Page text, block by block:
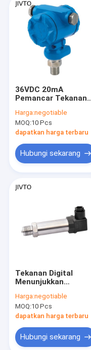
36VDC 20mA
Pemancar Tekanan
DP Pengukuran
Tingkat Sel
Harga:negotiable
MOQ:10 Pcs
dapatkan harga terbaru
Hubungi sekarang
Tekanan Digital
Menunjukkan
Diferensial 20mA 36V
SS316
Harga:negotiable
MOQ:10 Pcs
dapatkan harga terbaru
Hubungi sekarang